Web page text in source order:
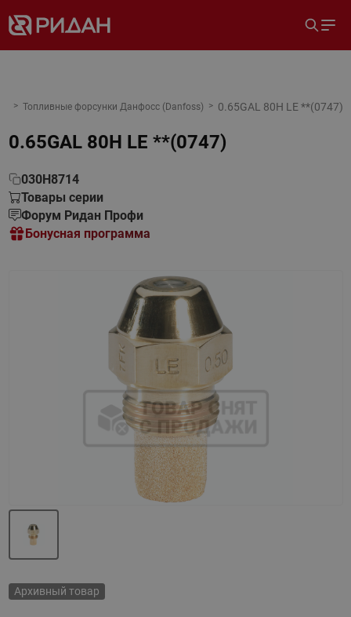
Топливные форсунки Данфосс (Danfoss) 0.65GAL 80H LE **(0747)
0.65GAL 80H LE **(0747)
030H8714
Товары серии
Форум Ридан Профи
Бонусная программа
Архивный товар